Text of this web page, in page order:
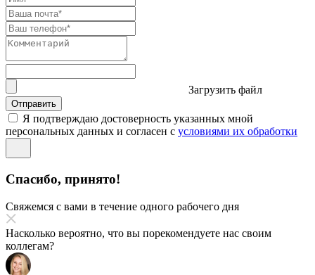
Загрузить файл
Отправить
Я подтверждаю достоверность указанных мной
персональных данных и согласен с условиями их обработки
Спасибо, принято!
Свяжемся с вами в течение одного рабочего дня
Насколько вероятно, что вы порекомендуете нас своим
коллегам?